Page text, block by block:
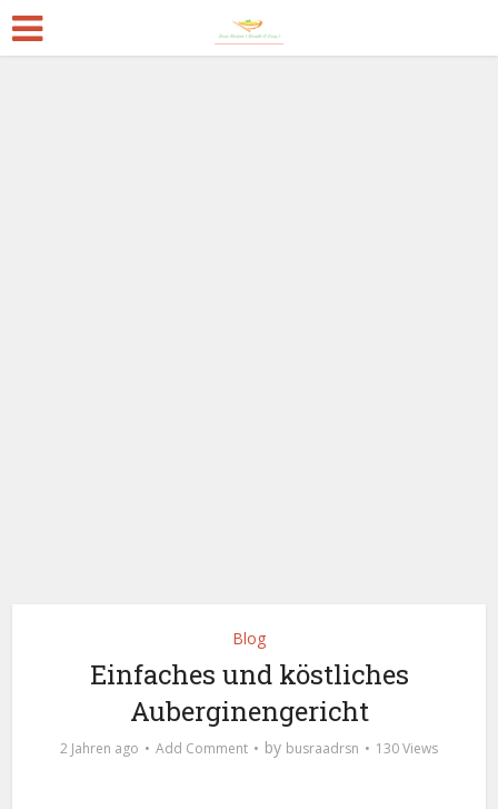
Blog
Einfaches und köstliches
Auberginengericht
2 Jahren ago Add Comment by busraadrsn 130 Views